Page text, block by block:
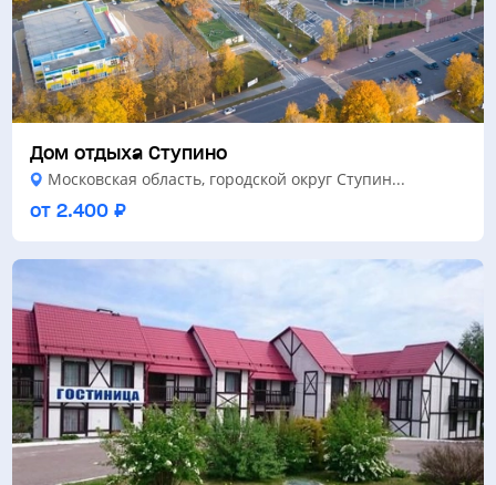
Дом отдыха Ступино
Московская область, городской округ Ступин...
от 2.400 ₽